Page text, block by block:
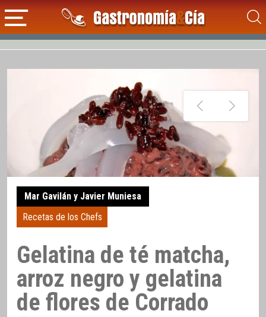
Mar Gavilán y Javier Muniesa
Recetas de los Chefs
Gelatina de té matcha,
arroz negro y gelatina
de flores de Corrado